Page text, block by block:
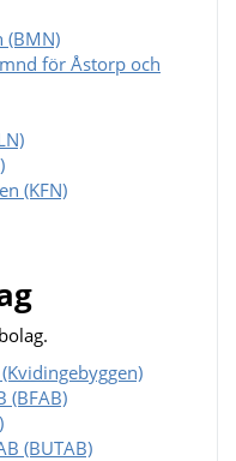
(BMN)
för Åstorp och
(KFN)
(BFAB)
(BUTAB)